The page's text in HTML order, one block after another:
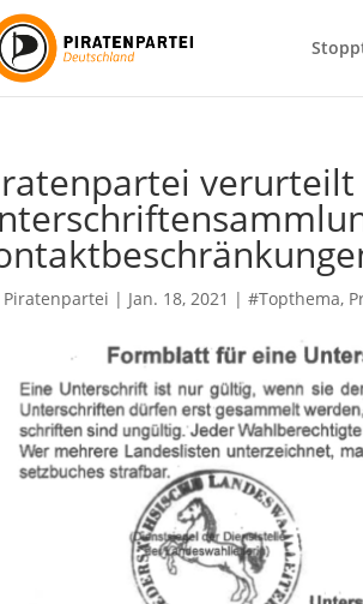
Piratenpartei | Jan. 18, 2021 |#Topthema,